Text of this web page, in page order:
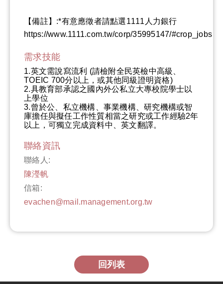
【備註】:*有意應徵者請點選1111人力銀行
https://www.1111.com.tw/corp/35995147/#crop_jobs
需求技能
1.英文需說寫流利 (請檢附全民英檢中高級、
TOEIC 700分以上，或其他同級證明資格)
2.具教育部承認之國內外公私立大專校院學士以
上學位
3.曾於公、私立機構、事業機構、研究機構或智
庫擔任與擬任工作性質相當之研究或工作經驗2年
以上，可獨立完成資料中、英文翻譯。
聯絡資訊
聯絡人:
陳瀅帆
信箱:
evachen@mail.management.org.tw
回列表